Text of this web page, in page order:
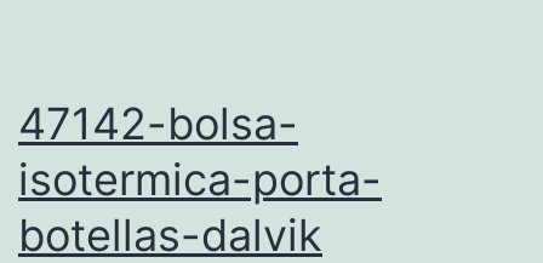
47142-bolsa-
isotermica-porta-
botellas-dalvik